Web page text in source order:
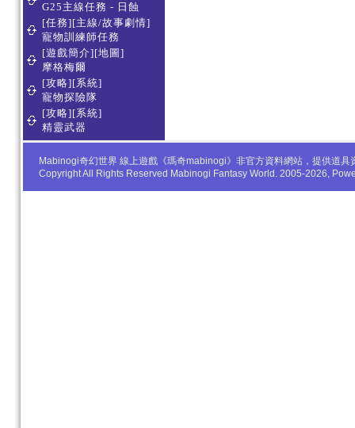
G25主線任務 - 日蝕
[任務][主線/故事劇情]
寵物訓練師任務
[遊戲簡介][地圖]
摩格梅爾
[攻略][系統]
寵物探險隊
[攻略][系統]
精靈武器
Mabinogi奇幻世界 線上遊戲《瑪奇mabinogi》非官方資料網站，提供道
Copyright All Rights Reserved Mabinogi Fantasy World. 2005-2026,